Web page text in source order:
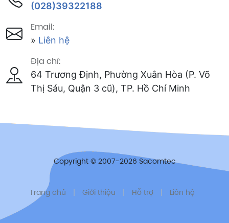
(028)39322188
Email:
» Liên hệ
Địa chỉ:
64 Trương Định, Phường Xuân Hòa (P. Võ
Thị Sáu, Quận 3 cũ), TP. Hồ Chí Minh
Copyright © 2007-2026 Sacomtec
Trang chủ | Giới thiệu | Hỗ trợ | Liên hệ